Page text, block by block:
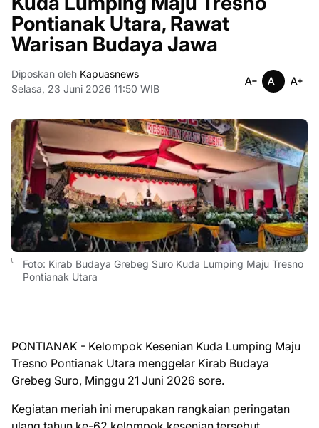
Pontianak Utara, Rawat
Warisan Budaya Jawa
Diposkan oleh Kapuasnews
Selasa, 23 Juni 2026 11:50 WIB
Foto: Kirab Budaya Grebeg Suro Kuda Lumping Maju Tresno
Pontianak Utara
PONTIANAK - Kelompok Kesenian Kuda Lumping Maju
Tresno Pontianak Utara menggelar Kirab Budaya
Grebeg Suro, Minggu 21 Juni 2026 sore.
Kegiatan meriah ini merupakan rangkaian peringatan